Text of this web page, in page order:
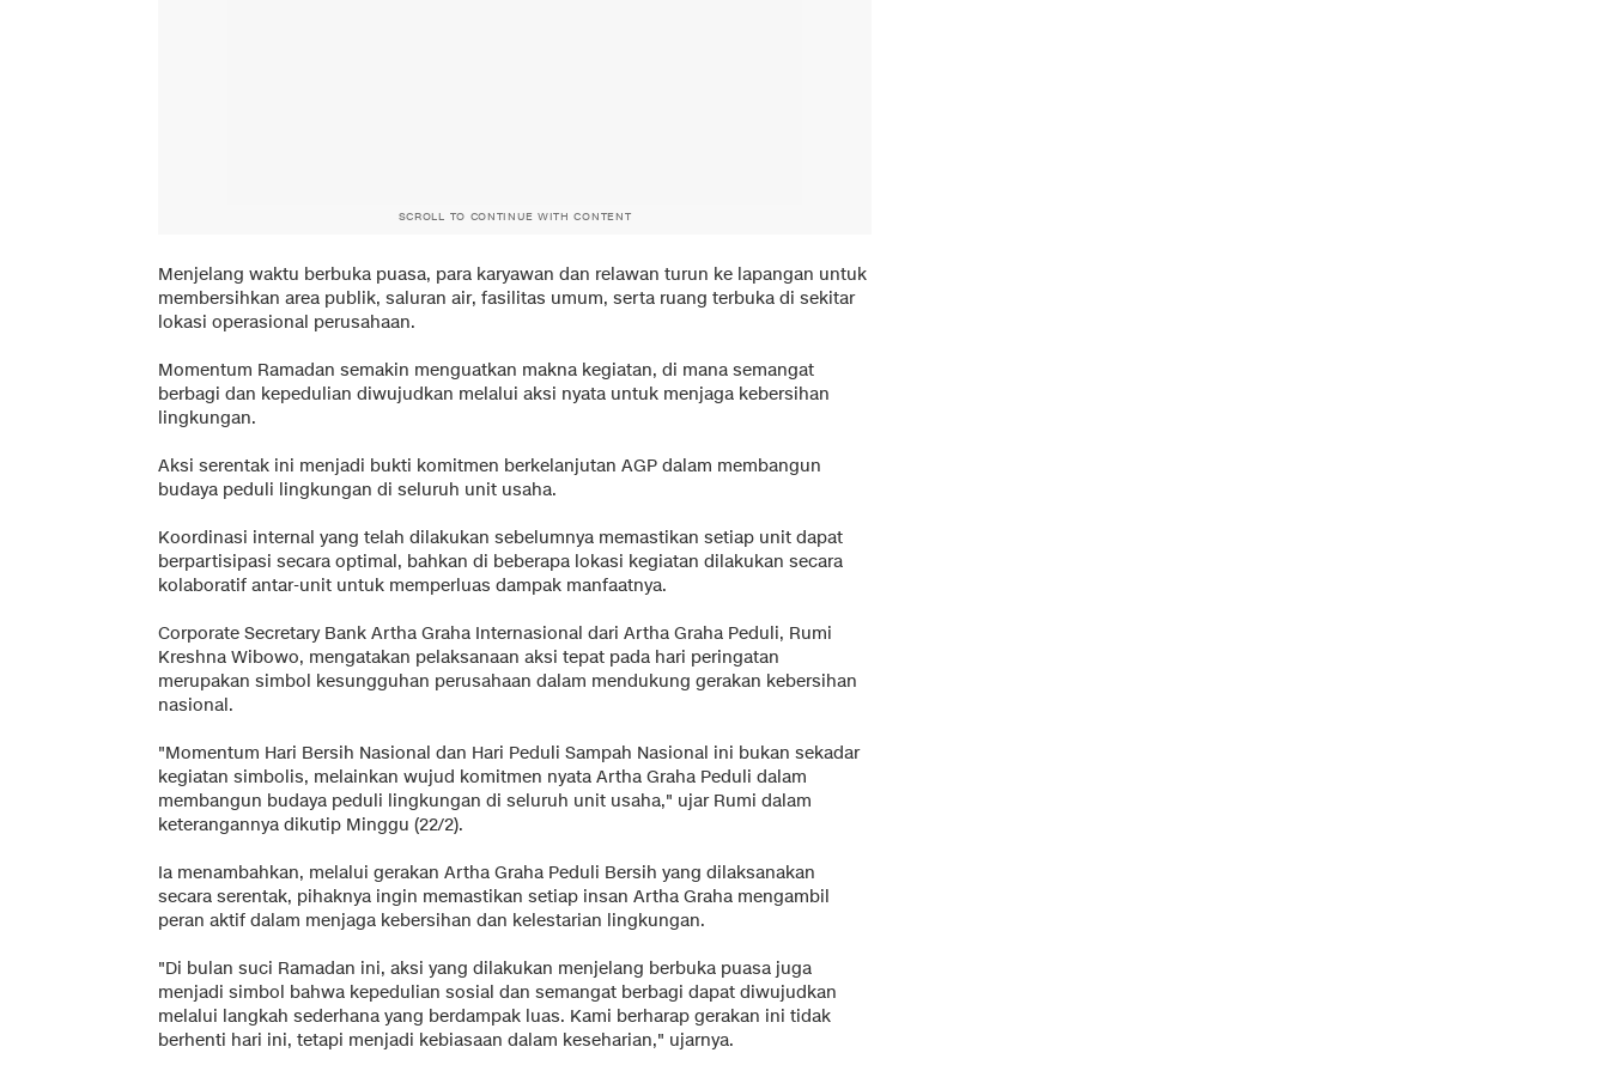
SCROLL TO CONTINUE WITH CONTENT
Menjelang waktu berbuka puasa, para karyawan dan relawan turun ke lapangan untuk
membersihkan area publik, saluran air, fasilitas umum, serta ruang terbuka di sekitar
lokasi operasional perusahaan.
Momentum Ramadan semakin menguatkan makna kegiatan, di mana semangat
berbagi dan kepedulian diwujudkan melalui aksi nyata untuk menjaga kebersihan
lingkungan.
Aksi serentak ini menjadi bukti komitmen berkelanjutan AGP dalam membangun
budaya peduli lingkungan di seluruh unit usaha.
Koordinasi internal yang telah dilakukan sebelumnya memastikan setiap unit dapat
berpartisipasi secara optimal, bahkan di beberapa lokasi kegiatan dilakukan secara
kolaboratif antar-unit untuk memperluas dampak manfaatnya.
Corporate Secretary Bank Artha Graha Internasional dari Artha Graha Peduli, Rumi
Kreshna Wibowo, mengatakan pelaksanaan aksi tepat pada hari peringatan
merupakan simbol kesungguhan perusahaan dalam mendukung gerakan kebersihan
nasional.
"Momentum Hari Bersih Nasional dan Hari Peduli Sampah Nasional ini bukan sekadar
kegiatan simbolis, melainkan wujud komitmen nyata Artha Graha Peduli dalam
membangun budaya peduli lingkungan di seluruh unit usaha," ujar Rumi dalam
keterangannya dikutip Minggu (22/2).
Ia menambahkan, melalui gerakan Artha Graha Peduli Bersih yang dilaksanakan
secara serentak, pihaknya ingin memastikan setiap insan Artha Graha mengambil
peran aktif dalam menjaga kebersihan dan kelestarian lingkungan.
"Di bulan suci Ramadan ini, aksi yang dilakukan menjelang berbuka puasa juga
menjadi simbol bahwa kepedulian sosial dan semangat berbagi dapat diwujudkan
melalui langkah sederhana yang berdampak luas. Kami berharap gerakan ini tidak
berhenti hari ini, tetapi menjadi kebiasaan dalam keseharian," ujarnya.